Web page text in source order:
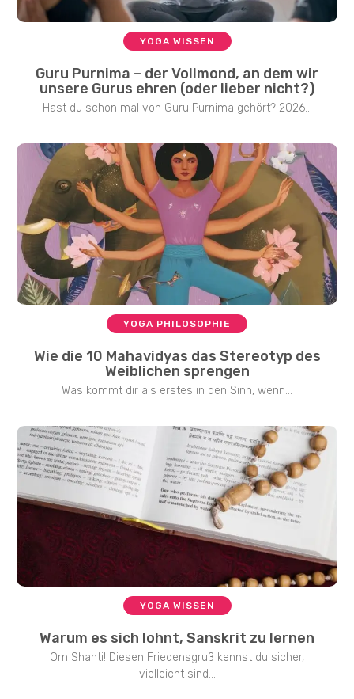
YOGA WISSEN
Guru Purnima – der Vollmond, an dem wir
unsere Gurus ehren (oder lieber nicht?)
Hast du schon mal von Guru Purnima gehört? 2026...
YOGA PHILOSOPHIE
Wie die 10 Mahavidyas das Stereotyp des
Weiblichen sprengen
Was kommt dir als erstes in den Sinn, wenn...
YOGA WISSEN
Warum es sich lohnt, Sanskrit zu lernen
Om Shanti! Diesen Friedensgruß kennst du sicher,
vielleicht sind...